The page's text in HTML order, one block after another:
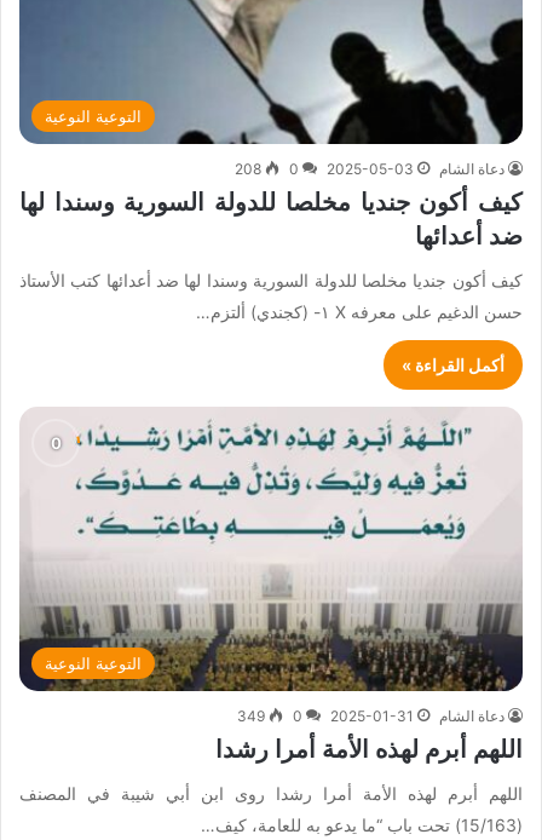
التوعية النوعية
دعاة الشام 2025-05-03
0
208
كيف أكون جنديا مخلصا للدولة السورية وسندا لها
ضد أعدائها
كيف أكون جنديا مخلصا للدولة السورية وسندا لها ضد أعدائها كتب الأستاذ
حسن الدغيم على معرفه X ١- (كجندي) ألتزم…
أكمل القراءة »
التوعية النوعية
دعاة الشام 2025-01-31
0
349
اللهم أبرم لهذه الأمة أمرا رشدا
اللهم أبرم لهذه الأمة أمرا رشدا روى ابن أبي شيبة في المصنف
(15/163) تحت باب “ما يدعو به للعامة، كيف…